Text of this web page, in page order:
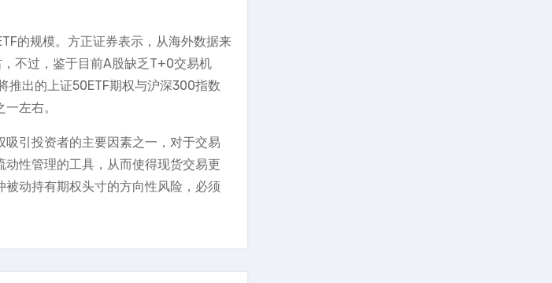
的规模。方正证券表示，从海外数据来
不过，鉴于目前A股缺乏T+0交易机
推出的上证50ETF期权与沪深300指数
左右。
引投资者的主要因素之一，对于交易
性管理的工具，从而使得现货交易更
动持有期权头寸的方向性风险，必须